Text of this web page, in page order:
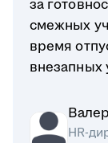
за
смежных
время
внезапных
HR-